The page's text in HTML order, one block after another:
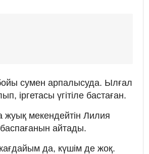
сумен арпалысуда. Ылғал
іргетасы үгітіле бастаған.
мекендейтін Лилия
айтады.
да, күшім де жоқ.